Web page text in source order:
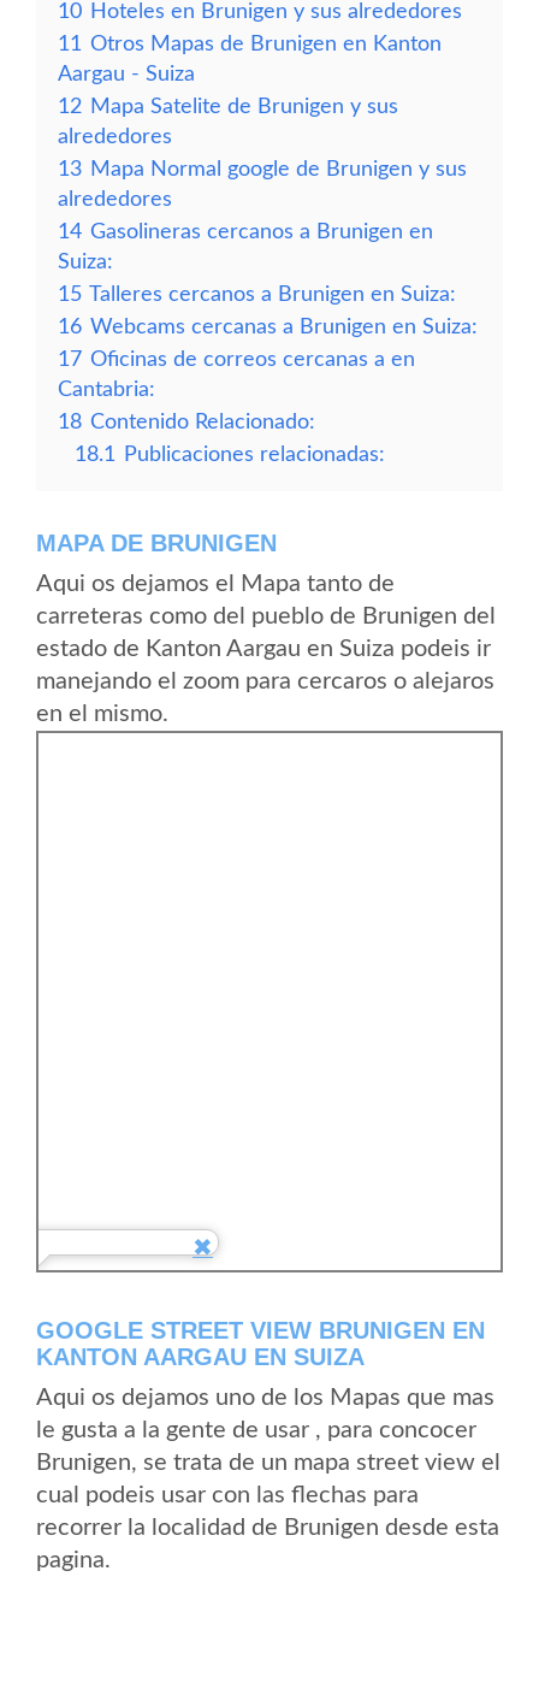
10 Hoteles en Brunigen y sus alrededores
11 Otros Mapas de Brunigen en Kanton
Aargau - Suiza
12 Mapa Satelite de Brunigen y sus
alrededores
13 Mapa Normal google de Brunigen y sus
alrededores
14 Gasolineras cercanos a Brunigen en
Suiza:
15 Talleres cercanos a Brunigen en Suiza:
16 Webcams cercanas a Brunigen en Suiza:
17 Oficinas de correos cercanas a en
Cantabria:
18 Contenido Relacionado:
18.1
Publicaciones relacionadas:
MAPA DE BRUNIGEN
Aqui os dejamos el Mapa tanto de
carreteras como del pueblo de Brunigen del
estado de Kanton Aargau en Suiza podeis ir
manejando el zoom para cercaros o alejaros
en el mismo.
GOOGLE STREET VIEW BRUNIGEN EN
KANTON AARGAU EN SUIZA
Aqui os dejamos uno de los Mapas que mas
le gusta a la gente de usar , para concocer
Brunigen, se trata de un mapa street view el
cual podeis usar con las flechas para
recorrer la localidad de Brunigen desde esta
pagina.